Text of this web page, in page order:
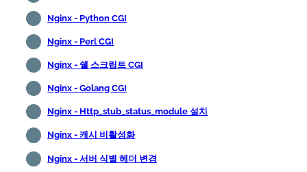
Nginx - Python CGI
Nginx - Perl CGI
Nginx - 쉘 스크립트 CGI
Nginx - Golang CGI
Nginx - Http_stub_status_module 설치
Nginx - 캐시 비활성화
Nginx - 서버 식별 헤더 변경